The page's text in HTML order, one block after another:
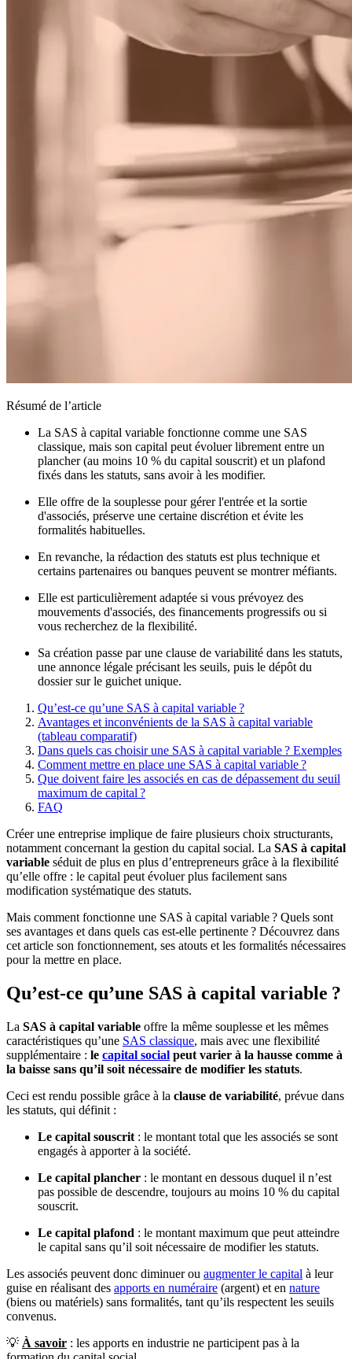
Résumé de l’article
La SAS à capital variable fonctionne comme une SAS
classique, mais son capital peut évoluer librement entre un
plancher (au moins 10 % du capital souscrit) et un plafond
fixés dans les statuts, sans avoir à les modifier.
Elle offre de la souplesse pour gérer l'entrée et la sortie
d'associés, préserve une certaine discrétion et évite les
formalités habituelles.
En revanche, la rédaction des statuts est plus technique et
certains partenaires ou banques peuvent se montrer méfiants.
Elle est particulièrement adaptée si vous prévoyez des
mouvements d'associés, des financements progressifs ou si
vous recherchez de la flexibilité.
Sa création passe par une clause de variabilité dans les statuts,
une annonce légale précisant les seuils, puis le dépôt du
dossier sur le guichet unique.
Qu’est-ce qu’une SAS à capital variable ?
Avantages et inconvénients de la SAS à capital variable
(tableau comparatif)
Dans quels cas choisir une SAS à capital variable ? Exemples
Comment mettre en place une SAS à capital variable ?
Que doivent faire les associés en cas de dépassement du seuil
maximum de capital ?
FAQ
Créer une entreprise implique de faire plusieurs choix structurants,
notamment concernant la gestion du capital social. La SAS à capital
variable séduit de plus en plus d’entrepreneurs grâce à la flexibilité
qu’elle offre : le capital peut évoluer plus facilement sans
modification systématique des statuts.
Mais comment fonctionne une SAS à capital variable ? Quels sont
ses avantages et dans quels cas est-elle pertinente ? Découvrez dans
cet article son fonctionnement, ses atouts et les formalités nécessaires
pour la mettre en place.
Qu’est-ce qu’une SAS à capital variable ?
La SAS à capital variable offre la même souplesse et les mêmes
caractéristiques qu’une SAS classique, mais avec une flexibilité
supplémentaire : le capital social peut varier à la hausse comme à
la baisse sans qu’il soit nécessaire de modifier les statuts.
Ceci est rendu possible grâce à la clause de variabilité, prévue dans
les statuts, qui définit :
Le capital souscrit : le montant total que les associés se sont
engagés à apporter à la société.
Le capital plancher : le montant en dessous duquel il n’est
pas possible de descendre, toujours au moins 10 % du capital
souscrit.
Le capital plafond : le montant maximum que peut atteindre
le capital sans qu’il soit nécessaire de modifier les statuts.
Les associés peuvent donc diminuer ou augmenter le capital à leur
guise en réalisant des apports en numéraire (argent) et en nature
(biens ou matériels) sans formalités, tant qu’ils respectent les seuils
convenus.
💡 À savoir : les apports en industrie ne participent pas à la